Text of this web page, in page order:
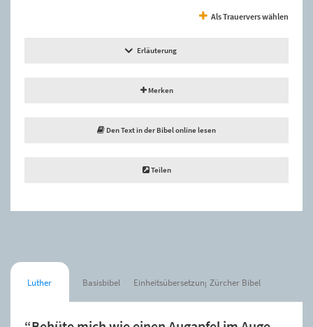
Als Trauervers wählen
Erläuterung
Merken
Den Text in der Bibel online lesen
Teilen
Luther Basisbibel Einheitsübersetzung Zürcher Bibel